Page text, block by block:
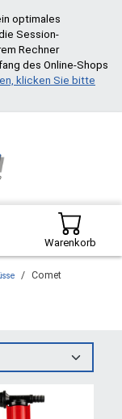
optimales
Session-
Rechner
des Online-Shops
klicken Sie bitte
Warenkorb
Comet